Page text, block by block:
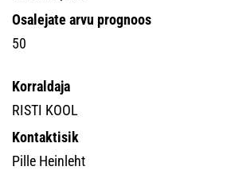
Osalejate arvu prognoos
50
Korraldaja
RISTI KOOL
Kontaktisik
Pille Heinleht